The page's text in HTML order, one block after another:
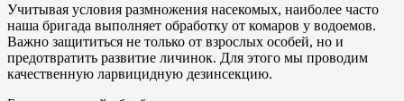
Учитывая условия размножения насекомых, наиболее часто
наша бригада выполняет обработку от комаров у водоемов.
Важно защититься не только от взрослых особей, но и
предотвратить развитие личинок. Для этого мы проводим
качественную ларвицидную дезинсекцию.